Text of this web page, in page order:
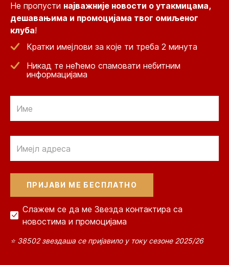
Не пропусти најважније новости о утакмицама,
дешавањима и промоцијама твог омиљеног
клуба!
Кратки имејлови за које ти треба 2 минута
Никад те нећемо спамовати небитним
информацијама
Слажем се да ме Звезда контактира са
новостима и промоцијама
⭐ 38502 звездаша се пријавило у току сезоне 2025/26